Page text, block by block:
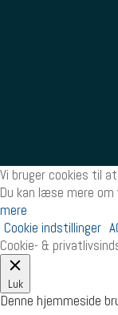
Vi bruger cookies til
Du kan læse mere
mere
Cookie indstillinger
Cookie- &
Luk
Denne hjemmeside